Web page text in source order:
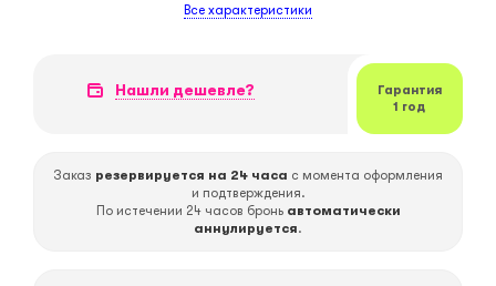
Все характеристики
Нашли дешевле?
Гарантия
1 год
Заказ резервируется на 24 часа с момента оформления
и подтверждения.
По истечении 24 часов бронь автоматически
аннулируется.